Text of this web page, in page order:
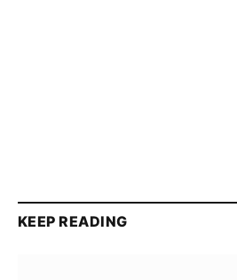
KEEP READING